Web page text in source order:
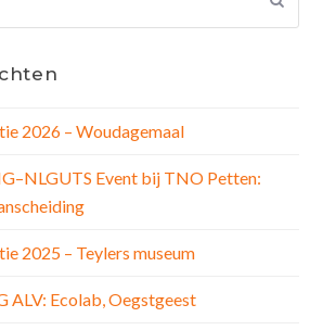
2026 – Woudagemaal
Event bij TNO Petten:
2025 – Teylers museum
ALV: Ecolab, Oegstgeest